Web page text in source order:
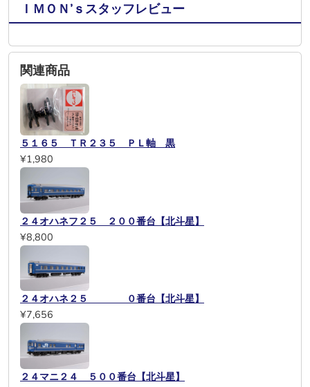
ＩＭＯＮ’ｓスタッフレビュー
関連商品
５１６５ ＴＲ２３５ ＰＬ軸 黒
¥1,980
２４オハネフ２５ ２００番台【北斗星】
¥8,800
２４オハネ２５ ０番台【北斗星】
¥7,656
２４マニ２４ ５００番台【北斗星】